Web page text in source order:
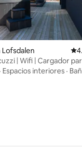
de 5, 71 reseñas
Lofsdalen
| Wifi | Cargador
| Se admiten
· Espacios interiores ·